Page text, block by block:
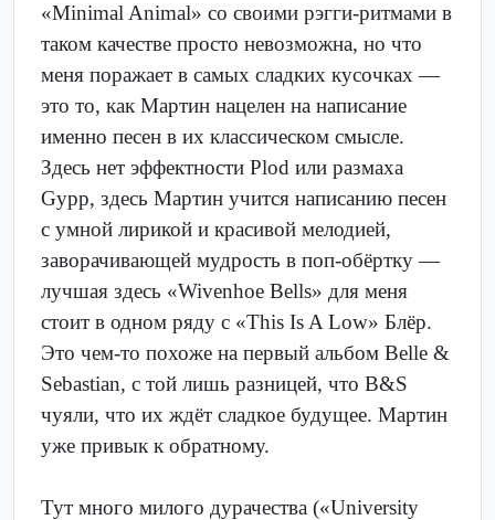
«Minimal Animal» со своими рэгги-ритмами в
таком качестве просто невозможна, но что
меня поражает в самых сладких кусочках —
это то, как Мартин нацелен на написание
именно песен в их классическом смысле.
Здесь нет эффектности Plod или размаха
Gypp, здесь Мартин учится написанию песен
с умной лирикой и красивой мелодией,
заворачивающей мудрость в поп-обёртку —
лучшая здесь «Wivenhoe Bells» для меня
стоит в одном ряду с «This Is A Low» Блёр.
Это чем-то похоже на первый альбом Belle &
Sebastian, с той лишь разницей, что B&S
чуяли, что их ждёт сладкое будущее. Мартин
уже привык к обратному.
Тут много милого дурачества («University